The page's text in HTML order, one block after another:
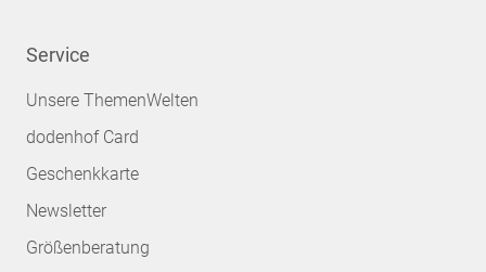
Service
Unsere ThemenWelten
dodenhof Card
Geschenkkarte
Newsletter
Größenberatung